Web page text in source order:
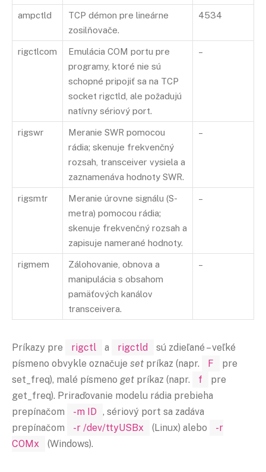
ampctld
TCP démon pre lineárne
zosilňovače.
4534
rigctlcom
Emulácia COM portu pre
programy, ktoré nie sú
schopné pripojiť sa na TCP
socket rigctld, ale požadujú
natívny sériový port.
–
rigswr
Meranie SWR pomocou
rádia; skenuje frekvenčný
rozsah, transceiver vysiela a
zaznamenáva hodnoty SWR.
–
rigsmtr
Meranie úrovne signálu (S-
metra) pomocou rádia;
skenuje frekvenčný rozsah a
zapisuje namerané hodnoty.
–
rigmem
Zálohovanie, obnova a
manipulácia s obsahom
pamäťových kanálov
transceivera.
–
Príkazy pre rigctl a rigctld
sú zdieľané – veľké
písmeno obvykle označuje set príkaz (napr. F
pre
set_freq), malé písmeno get príkaz (napr. f
pre
get_freq). Priraďovanie modelu rádia prebieha
prepínačom
-m ID , sériový port sa zadáva
prepínačom
-r /dev/ttyUSBx (Linux) alebo
-r
COMx
(Windows).